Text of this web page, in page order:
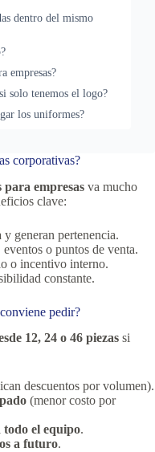
dentro del mismo
empresas?
solo tenemos el logo?
los uniformes?
corporativas?
para empresas va mucho
clave:
generan pertenencia.
o puntos de venta.
o incentivo interno.
constante.
pedir?
12, 24 o 46 piezas si
descuentos por volumen).
(menor costo por
el equipo.
a futuro.